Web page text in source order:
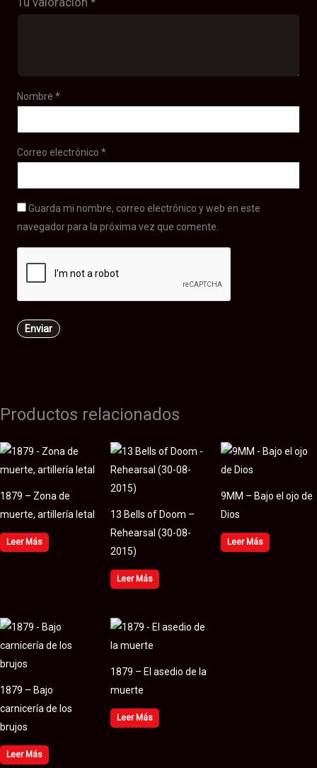
Nombre*
Correo electrónico*
Guarda mi nombre, correo electrónico y web en este
navegador para la próxima vez que comente.
Productos relacionados
1879 – Zona de
muerte, artillería letal
Leer Más
13 Bells of Doom –
Rehearsal (30​-​08​-​
2015)
Leer Más
9MM – Bajo el ojo de
Dios
Leer Más
1879 – Bajo
carnicería de los
brujos
Leer Más
1879 – El asedio de la
muerte
Leer Más